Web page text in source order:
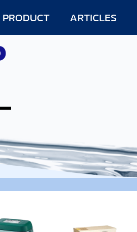
PRODUCT ARTICLES